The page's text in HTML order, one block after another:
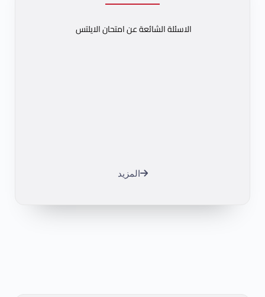
الاسئلة الشائعة عن امتحان الايلتس
المزيد